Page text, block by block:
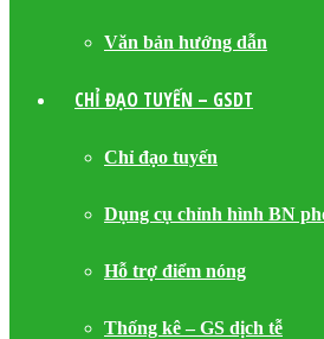
Văn bản hướng dẫn
CHỈ ĐẠO TUYẾN – GSDT
Chỉ đạo tuyến
Dụng cụ chỉnh hình BN
Hỗ trợ điểm nóng
Thống kê – GS dịch tễ